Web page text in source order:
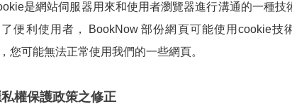
是網站伺服器用來和使用者瀏覽器進行溝通的一種
便利使用者，
BookNow 部份網頁可能使用cookie技
您可能無法正常使用我們的一些網頁。
私權保護政策之修正